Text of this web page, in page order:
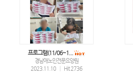
프로그램(11/06~1...
경남애노인전문요양원
2023.11.10
Hit 2736